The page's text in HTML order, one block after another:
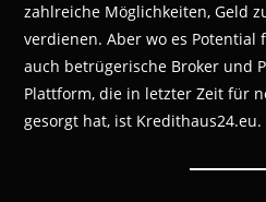
zahlreiche Möglichkeiten, Geld
verdienen. Aber wo es Potential
auch betrügerische Broker und
Plattform, die in letzter Zeit für
gesorgt hat, ist Kredithaus24.eu.